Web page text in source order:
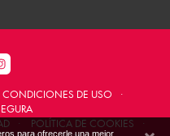
para ofrecerle una mejor
CONDICIONES DE USO
·
· POLÍTICA DE COOKIES
·